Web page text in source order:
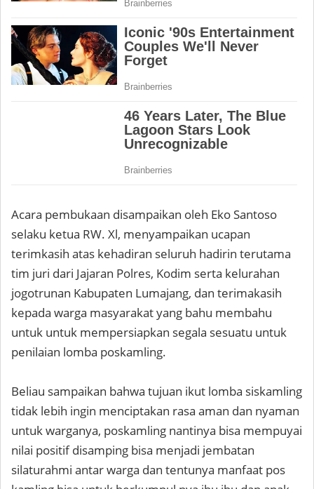
Acara pembukaan disampaikan oleh Eko Santoso
selaku ketua RW. Xl, menyampaikan ucapan
terimkasih atas kehadiran seluruh hadirin terutama
tim juri dari Jajaran Polres, Kodim serta kelurahan
jogotrunan Kabupaten Lumajang, dan terimakasih
kepada warga masyarakat yang bahu membahu
untuk untuk mempersiapkan segala sesuatu untuk
penilaian lomba poskamling.
Beliau sampaikan bahwa tujuan ikut lomba siskamling
tidak lebih ingin menciptakan rasa aman dan nyaman
untuk warganya, poskamling nantinya bisa mempuyai
nilai positif disamping bisa menjadi jembatan
silaturahmi antar warga dan tentunya manfaat pos